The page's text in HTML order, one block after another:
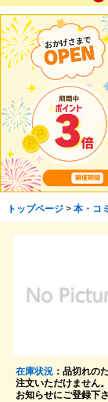
トップページ> 本・コ
在庫状況：品切れの
注文いただけません
お知らせにご登録下